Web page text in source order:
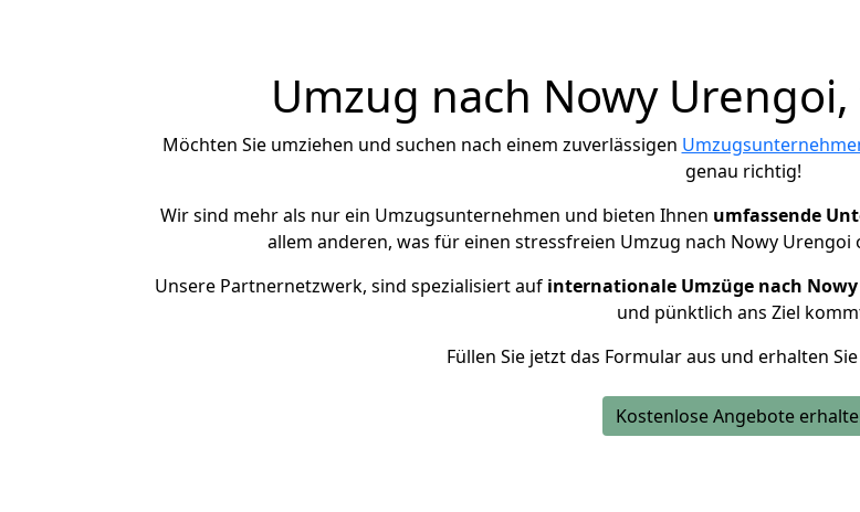
Umzug nach Nowy
Möchten Sie umziehen und suchen nach einem zuverlässigen
genau richtig!
Wir sind mehr als nur ein Umzugsunternehmen und bieten Ihnen umfassende
allem anderen, was für einen stressfreien Umzug nach Nowy
Unsere Partnernetzwerk, sind spezialisiert auf internationale Umzüge nach
und pünktlich ans Ziel
Füllen Sie jetzt das Formular aus und erhalten
Kostenlose Angebote